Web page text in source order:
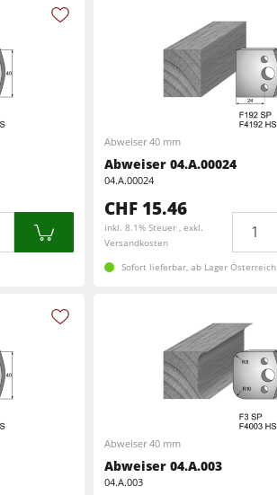
Abweiser 40 mm
Abweiser 04.A.00024
04.A.00024
CHF 15.46
inkl. 8.1% Steuer , exkl.
Versandkosten
Sofort lieferbar, ab Lager Österreich
Abweiser 40 mm
Abweiser 04.A.003
04.A.003